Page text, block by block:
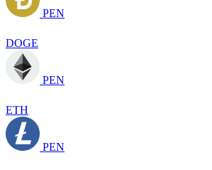
PEN
DOGE
PEN
ETH
PEN